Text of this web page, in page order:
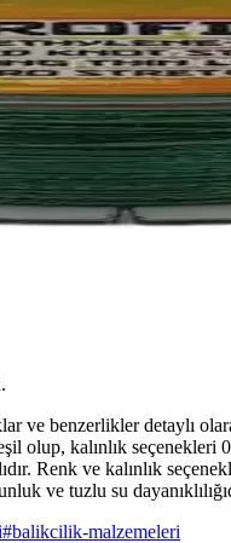
detaylı olarak
kalınlık seçenekleri
ve kalınlık
ve tuzlu su
#balikcilik-malzemeleri